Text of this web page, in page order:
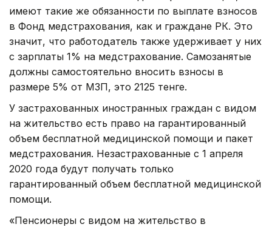
имеют такие же обязанности по выплате взносов
в Фонд медстрахования, как и граждане РК. Это
значит, что работодатель также удерживает у них
с зарплаты 1% на медстрахование. Самозанятые
должны самостоятельно вносить взносы в
размере 5% от МЗП, это 2125 тенге.
У застрахованных иностранных граждан с видом
на жительство есть право на гарантированный
объем бесплатной медицинской помощи и пакет
медстрахования. Незастрахованные с 1 апреля
2020 года будут получать только
гарантированный объем бесплатной медицинской
помощи.
«Пенсионеры с видом на жительство в